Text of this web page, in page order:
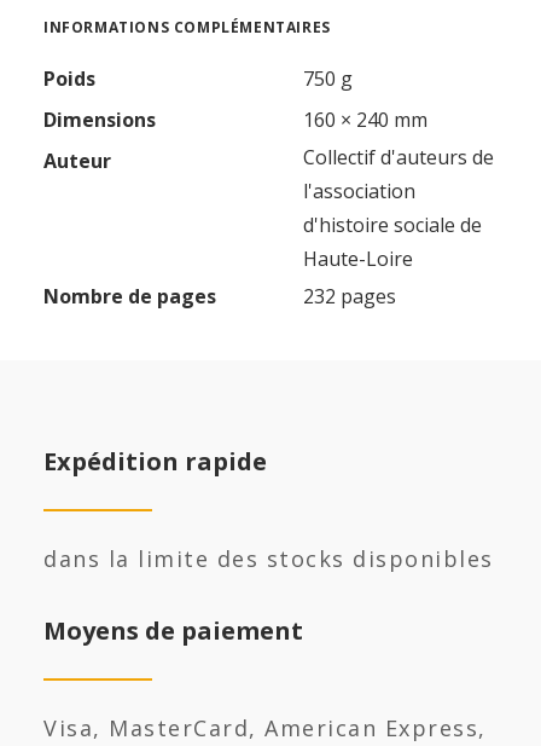
INFORMATIONS COMPLÉMENTAIRES
Poids
750 g
Dimensions
160 × 240 mm
Auteur
Collectif d'auteurs de
l'association
d'histoire sociale de
Haute-Loire
Nombre de pages
232 pages
Expédition rapide
dans la limite des stocks disponibles
Moyens de paiement
Visa, MasterCard, American Express,